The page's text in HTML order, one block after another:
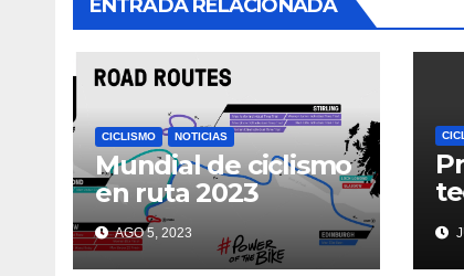
ENTRADA RELACIONADA
CICLISMO NOTICIAS
Mundial de ciclismo
en ruta 2023
AGO 5, 2023